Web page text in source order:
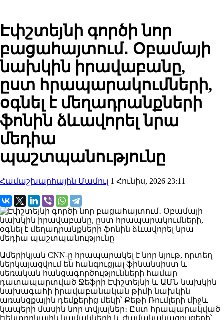
Էփշտեյնի գործի նոր
բացահայտում․ Օբամայի
նախկին իրավաբանը,
ըստ հրապարակումների,
օգնել է մեղադրանքների
ֆոնին ձևավորել նրա
մեդիա
պաշտպանությունը
Համաշխարհային Մամուլ 1 Հունիս, 2026 23:11
Ամերիկյան CNN-ը հրապարակել է նոր նյութ, որտեղ
ներկայացվում են հանգուցյալ ֆինանսիստ և
սեռական հանցագործությունների համար
դատապարտված Ջեֆրի Էփշտեյն ի և ԱՄՆ նախկին
նախագահի իրավաբանական թիմի նախկին
առանցքային դեմքերից մեկի՝ Քեթի Ռումլեր ի միջև
կապերի մասին նոր տվյալներ։ Ըստ հրապարակված
էլեկտրոնային նամակների և ժամանակացույցերի՝